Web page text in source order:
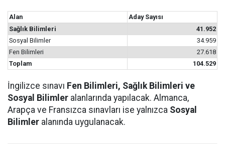
Alan
Aday Sayısı
Sağlık Bilimleri
41.952
Sosyal Bilimler
34.959
Fen Bilimleri
27.618
Toplam
104.529
İngilizce sınavı Fen Bilimleri, Sağlık Bilimleri ve
Sosyal Bilimler alanlarında yapılacak. Almanca,
Arapça ve Fransızca sınavları ise yalnızca Sosyal
Bilimler alanında uygulanacak.